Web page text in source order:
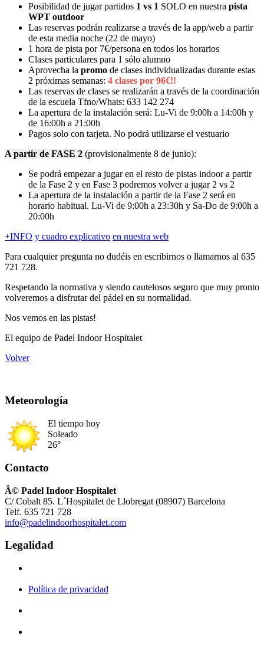
Posibilidad de jugar partidos 1 vs 1 SOLO en nuestra pista
WPT outdoor
Las reservas podrán realizarse a través de la app/web a partir
de esta media noche (22 de mayo)
1 hora de pista por 7€/persona en todos los horarios
Clases particulares para 1 sólo alumno
Aprovecha la promo de clases individualizadas durante estas
2 próximas semanas: 4 clases por 96€!!
Las reservas de clases se realizarán a través de la coordinación
de la escuela Tfno/Whats: 633 142 274
La apertura de la instalación será: Lu-Vi de 9:00h a 14:00h y
de 16:00h a 21:00h
Pagos solo con tarjeta. No podrá utilizarse el vestuario
A partir de FASE 2 (provisionalmente 8 de junio):
Se podrá empezar a jugar en el resto de pistas indoor a partir
de la Fase 2 y en Fase 3 podremos volver a jugar 2 vs 2
La apertura de la instalación a partir de la Fase 2 será en
horario habitual. Lu-Vi de 9:00h a 23:30h y Sa-Do de 9:00h a
20:00h
+INFO y cuadro explicativo en nuestra web
Para cualquier pregunta no dudéis en escribirnos o llamarnos al 635
721 728.
Respetando la normativa y siendo cautelosos seguro que muy pronto
volveremos a disfrutar del pádel en su normalidad.
Nos vemos en las pistas!
El equipo de Padel Indoor Hospitalet
Volver
Meteorología
El tiempo hoy
Soleado
26°
Contacto
Â© Padel Indoor Hospitalet
C/ Cobalt 85. L´Hospitalet de Llobregat (08907) Barcelona
Telf. 635 721 728
info@padelindoorhospitalet.com
Legalidad
Política de privacidad